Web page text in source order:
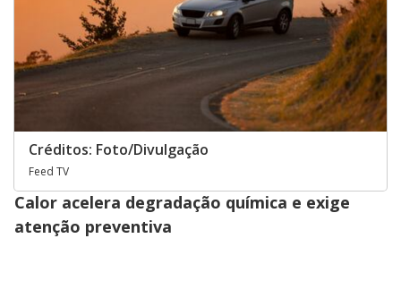
Créditos: Foto/Divulgação
Feed TV
Calor acelera degradação química e exige
atenção preventiva